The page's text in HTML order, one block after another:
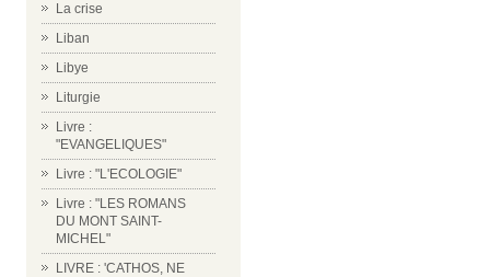
La crise
Liban
Libye
Liturgie
Livre :
"EVANGELIQUES"
Livre : "L'ECOLOGIE"
Livre : "LES ROMANS
DU MONT SAINT-
MICHEL"
LIVRE : 'CATHOS, NE